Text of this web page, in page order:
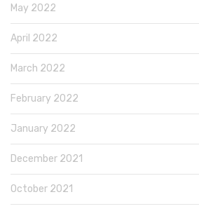
May 2022
April 2022
March 2022
February 2022
January 2022
December 2021
October 2021